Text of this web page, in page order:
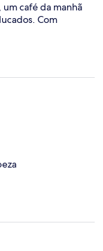
café da manhã
Com